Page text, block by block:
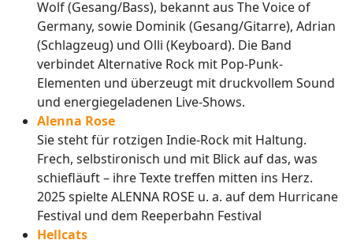
Wolf (Gesang/Bass), bekannt aus The Voice of
Germany, sowie Dominik (Gesang/Gitarre), Adrian
(Schlagzeug) und Olli (Keyboard). Die Band
verbindet Alternative Rock mit Pop-Punk-
Elementen und überzeugt mit druckvollem Sound
und energiegeladenen Live-Shows.
Alenna Rose
Sie steht für rotzigen Indie-Rock mit Haltung.
Frech, selbstironisch und mit Blick auf das, was
schiefläuft – ihre Texte treffen mitten ins Herz.
2025 spielte ALENNA ROSE u. a. auf dem Hurricane
Festival und dem Reeperbahn Festival
Hellcats